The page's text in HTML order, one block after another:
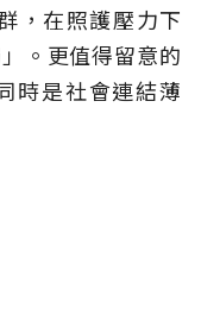
，在照護壓力下
。更值得留意的
時是社會連結薄